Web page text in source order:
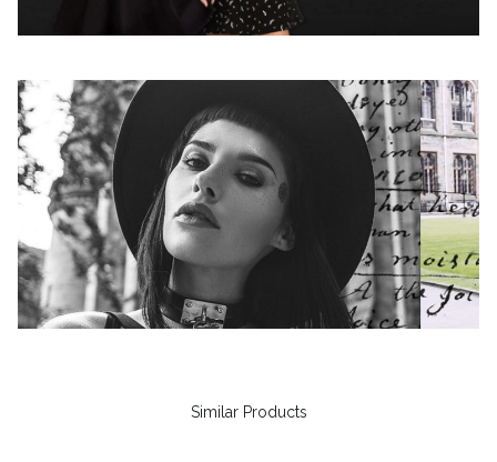
Similar Products